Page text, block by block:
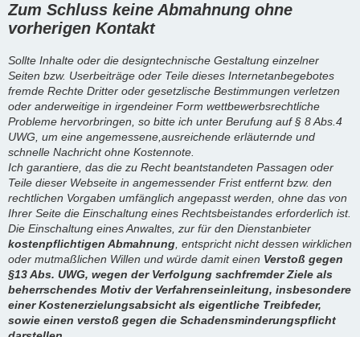
Zum Schluss keine Abmahnung ohne
vorherigen Kontakt
Sollte Inhalte oder die designtechnische Gestaltung einzelner
Seiten bzw. Userbeiträge oder Teile dieses Internetanbegebotes
fremde Rechte Dritter oder gesetzlische Bestimmungen verletzen
oder anderweitige in irgendeiner Form wettbewerbsrechtliche
Probleme hervorbringen, so bitte ich unter Berufung auf § 8 Abs.4
UWG, um eine angemessene,ausreichende erläuternde und
schnelle Nachricht ohne Kostennote.
Ich garantiere, das die zu Recht beantstandeten Passagen oder
Teile dieser Webseite in angemessender Frist entfernt bzw. den
rechtlichen Vorgaben umfänglich angepasst werden, ohne das von
Ihrer Seite die Einschaltung eines Rechtsbeistandes erforderlich ist.
Die Einschaltung eines Anwaltes, zur für den Dienstanbieter
kostenpflichtigen Abmahnung , entspricht nicht dessen wirklichen
oder mutmaßlichen Willen und würde damit einen Verstoß gegen
§13 Abs. UWG, wegen der Verfolgung sachfremder Ziele als
beherrschendes Motiv der Verfahrenseinleitung, insbesondere
einer Kostenerzielungsabsicht als eigentliche Treibfeder,
sowie einen verstoß gegen die Schadensminderungspflicht